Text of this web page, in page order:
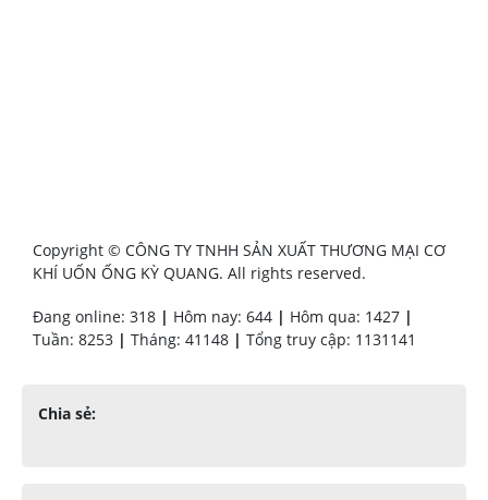
Copyright © CÔNG TY TNHH SẢN XUẤT THƯƠNG MẠI CƠ
KHÍ UỐN ỐNG KỲ QUANG. All rights reserved.
Đang online: 318 | Hôm nay: 644 | Hôm qua: 1427 |
Tuần: 8253 | Tháng: 41148 | Tổng truy cập: 1131141
Chia sẻ: